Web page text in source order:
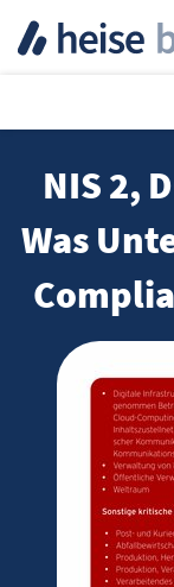
NIS 2,
Was